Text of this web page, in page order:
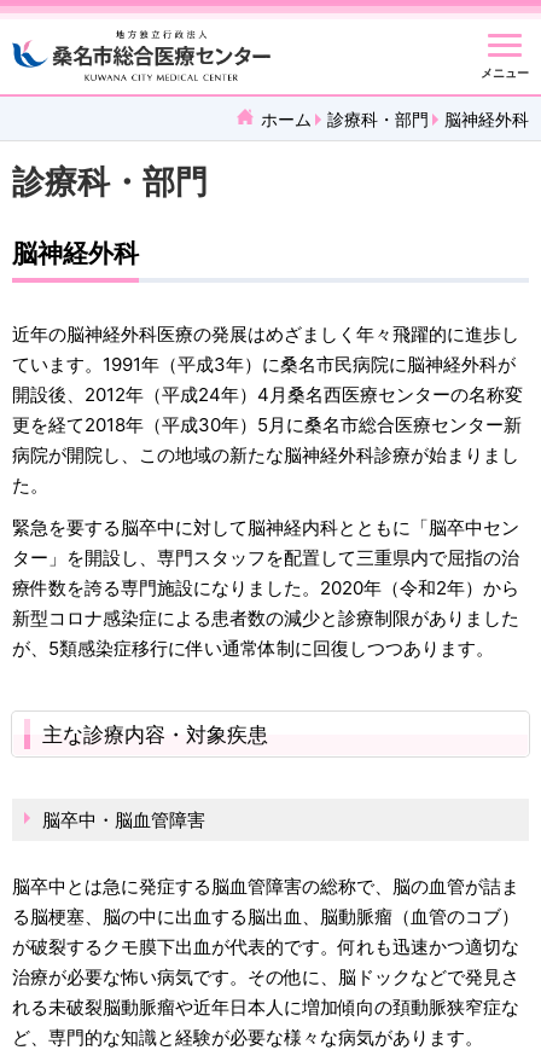
メニュー
ホーム 診療科・部門 脳神経外科
診療科・部門
脳神経外科
近年の脳神経外科医療の発展はめざましく年々飛躍的に進歩し
ています。1991年（平成3年）に桑名市民病院に脳神経外科が
開設後、2012年（平成24年）4月桑名西医療センターの名称変
更を経て2018年（平成30年）5月に桑名市総合医療センター新
病院が開院し、この地域の新たな脳神経外科診療が始まりまし
た。
緊急を要する脳卒中に対して脳神経内科とともに「脳卒中セン
ター」を開設し、専門スタッフを配置して三重県内で屈指の治
療件数を誇る専門施設になりました。2020年（令和2年）から
新型コロナ感染症による患者数の減少と診療制限がありました
が、5類感染症移行に伴い通常体制に回復しつつあります。
主な診療内容・対象疾患
脳卒中・脳血管障害
脳卒中とは急に発症する脳血管障害の総称で、脳の血管が詰ま
る脳梗塞、脳の中に出血する脳出血、脳動脈瘤（血管のコブ）
が破裂するクモ膜下出血が代表的です。何れも迅速かつ適切な
治療が必要な怖い病気です。その他に、脳ドックなどで発見さ
れる未破裂脳動脈瘤や近年日本人に増加傾向の頚動脈狭窄症な
ど、専門的な知識と経験が必要な様々な病気があります。